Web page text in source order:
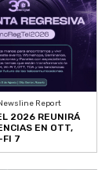
Report
2026 REUNIRÁ
EN OTT,
FI 7